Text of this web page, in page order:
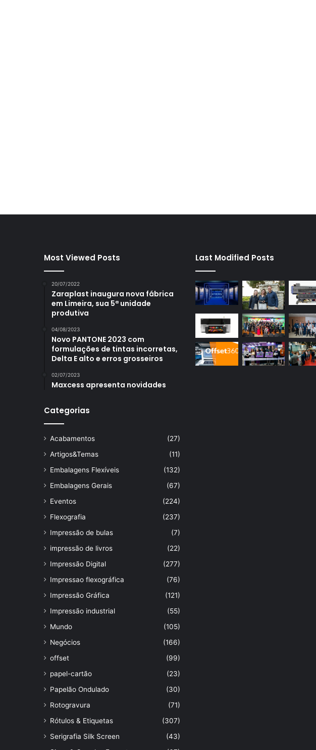
Most Viewed Posts
20/07/2022
Zaraplast inaugura nova fábrica
em Limeira, sua 5ª unidade
produtiva
04/08/2023
Novo PANTONE 2023 com
formulações de tintas incorretas,
Delta E alto e erros grosseiros
02/07/2023
Maxcess apresenta novidades
Categorias
Acabamentos
(27)
Artigos&Temas
(11)
Embalagens Flexíveis
(132)
Embalagens Gerais
(67)
Eventos
(224)
Flexografia
(237)
Impressão de bulas
(7)
impressão de livros
(22)
Impressão Digital
(277)
Impressao flexográfica
(76)
Impressão Gráfica
(121)
Impressão industrial
(55)
Mundo
(105)
Negócios
(166)
offset
(99)
papel-cartão
(23)
Papelão Ondulado
(30)
Rotogravura
(71)
Rótulos & Etiquetas
(307)
Serigrafia Silk Screen
(43)
Last Modified Posts